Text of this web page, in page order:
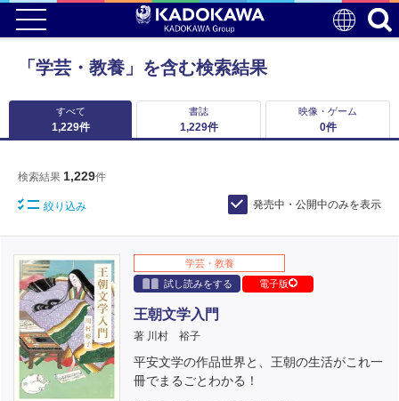
「学芸・教養」を含む検索結果
すべて
1,229件
書誌
1,229件
映像・ゲーム
0件
検索結果 1,229件
絞り込み 発売中・公開中のみを表示
学芸・教養
試し読みをする
電子版
王朝文学入門
著 川村 裕子
平安文学の作品世界と、王朝の生活がこれ一
冊でまるごとわかる！